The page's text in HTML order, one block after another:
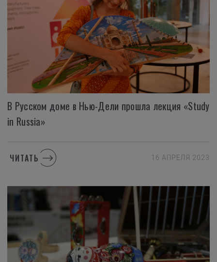
В Русском доме в Нью-Дели прошла лекция «Study
in Russia»
ЧИТАТЬ 16 АПРЕЛЯ 2023